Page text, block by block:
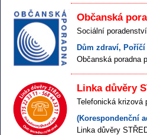
Občanská
Sociální
Dům zdraví, Poříčí
Občanská poradna
Linka důvěry
Telefonická krizová
(Korespondenční
Linka důvěry